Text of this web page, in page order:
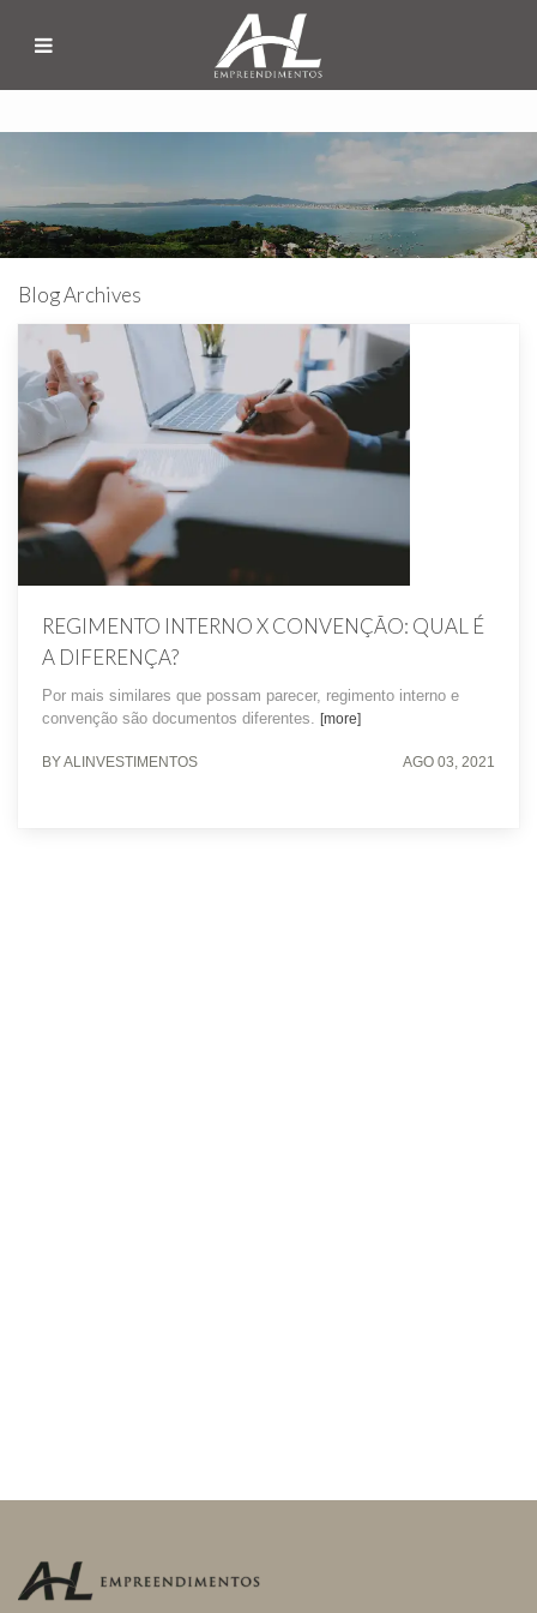
Blog Archives
REGIMENTO INTERNO X CONVENÇÃO: QUAL É
A DIFERENÇA?
Por mais similares que possam parecer, regimento interno e
convenção são documentos diferentes. [more]
BY ALINVESTIMENTOS AGO 03, 2021